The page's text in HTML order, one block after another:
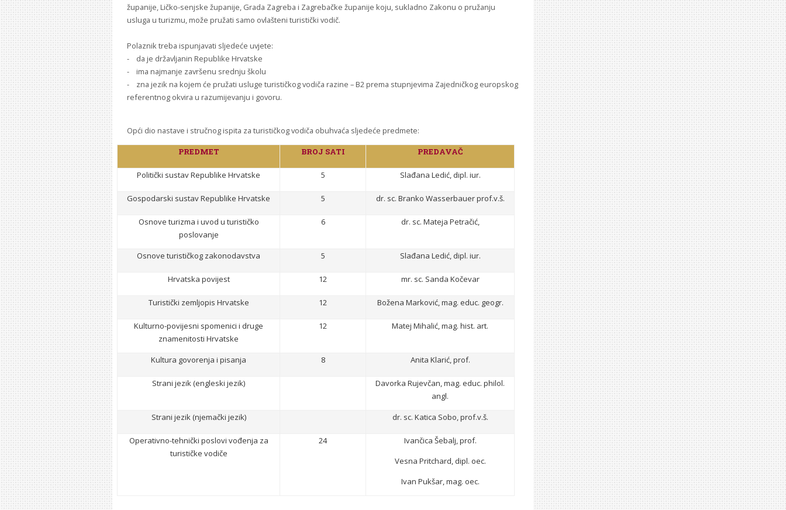
županije, Ličko-senjske županije, Grada Zagreba i Zagrebačke županije koju, sukladno Zakonu o pružanju
usluga u turizmu, može pružati samo ovlašteni turistički vodič.
Polaznik treba ispunjavati sljedeće uvjete:
- da je državljanin Republike Hrvatske
- ima najmanje završenu srednju školu
- zna jezik na kojem će pružati usluge turističkog vodiča razine – B2 prema stupnjevima Zajedničkog europskog
referentnog okvira u razumijevanju i govoru.
Opći dio nastave i stručnog ispita za turističkog vodiča obuhvaća sljedeće predmete:
PREDMET
BROJ SATI PREDAVAČ
Politički sustav Republike Hrvatske 5 Slađana Ledić, dipl. iur.
Gospodarski sustav Republike Hrvatske 5 dr. sc. Branko Wasserbauer prof.v.š.
Osnove turizma i uvod u turističko
poslovanje
6 dr. sc. Mateja Petračić,
Osnove turističkog zakonodavstva 5 Slađana Ledić, dipl. iur.
Hrvatska povijest 12 mr. sc. Sanda Kočevar
Turistički zemljopis Hrvatske 12 Božena Marković, mag. educ. geogr.
Kulturno-povijesni spomenici i druge
znamenitosti Hrvatske
12 Matej Mihalić, mag. hist. art.
Kultura govorenja i pisanja 8 Anita Klarić, prof.
Strani jezik (engleski jezik)
Davorka Rujevčan, mag. educ. philol.
angl.
Strani jezik (njemački jezik)
dr. sc. Katica Sobo, prof.v.š.
Operativno-tehnički poslovi vođenja za
turističke vodiče
24
Ivančica Šebalj, prof.
Vesna Pritchard, dipl. oec.
Ivan Pukšar, mag. oec.